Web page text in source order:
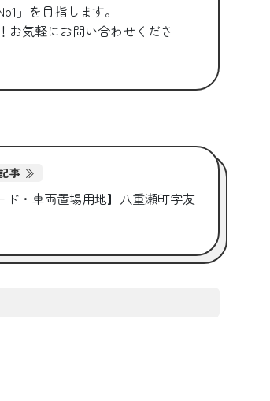
」を目指します。
お気軽にお問い合わせくださ
事
ド・車両置場用地】八重瀬町字友